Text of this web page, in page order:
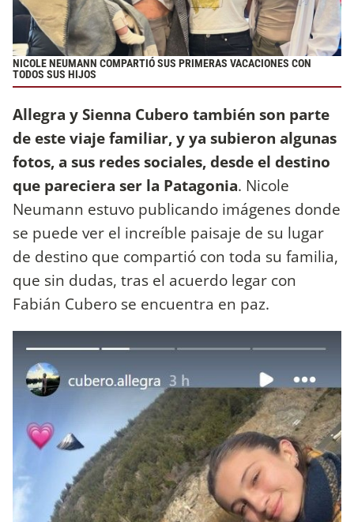
NICOLE NEUMANN COMPARTIÓ SUS PRIMERAS VACACIONES CON
TODOS SUS HIJOS
Allegra y Sienna Cubero también son parte
de este viaje familiar, y ya subieron algunas
fotos, a sus redes sociales, desde el destino
que pareciera ser la Patagonia. Nicole
Neumann estuvo publicando imágenes donde
se puede ver el increíble paisaje de su lugar
de destino que compartió con toda su familia,
que sin dudas, tras el acuerdo legar con
Fabián Cubero se encuentra en paz.